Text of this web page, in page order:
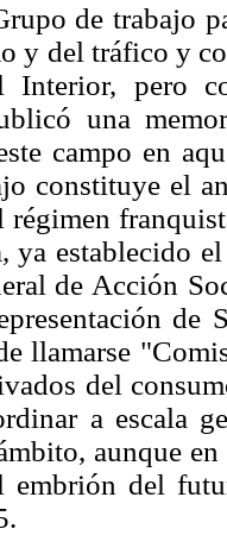
de trabajo
y del tráfico y
Interior, pero
una
campo en
constituye el
régimen
ya establecido
de Acción
de
llamarse
del
a escala
aunque
embrión del